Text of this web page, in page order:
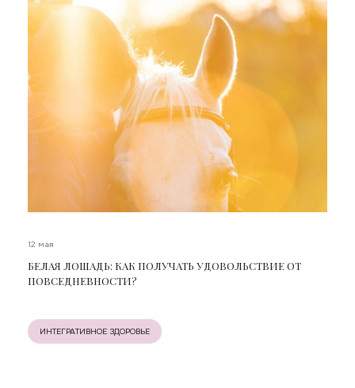
12 мая
БЕЛАЯ ЛОШАДЬ: КАК ПОЛУЧАТЬ УДОВОЛЬСТВИЕ ОТ
ПОВСЕДНЕВНОСТИ?
ИНТЕГРАТИВНОЕ ЗДОРОВЬЕ